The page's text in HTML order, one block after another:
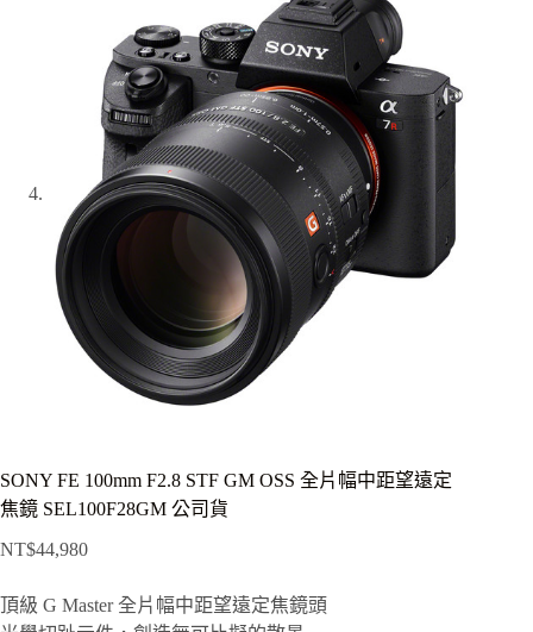
SONY FE 100mm F2.8 STF GM OSS 全片幅中距望遠定
焦鏡 SEL100F28GM 公司貨
NT$44,980
頂級 G Master 全片幅中距望遠定焦鏡頭